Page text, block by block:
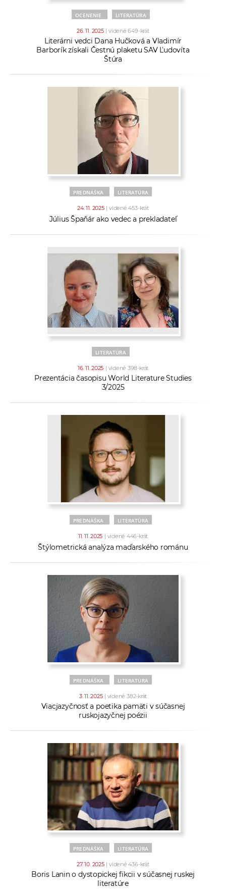
OCENENIE LITERATÚRA
26. 11. 2025 | videné 649-krát
Literárni vedci Dana Hučková a Vladimír
Barborík získali Čestnú plaketu SAV Ľudovíta
Štúra
PREDNÁŠKA LITERATÚRA
24. 11. 2025 | videné 453-krát
Július Špaňár ako vedec a prekladateľ
LITERATÚRA
16. 11. 2025 | videné 398-krát
Prezentácia časopisu World Literature Studies
3/2025
PREDNÁŠKA LITERATÚRA
11. 11. 2025 | videné 446-krát
Štýlometrická analýza maďarského románu
PREDNÁŠKA LITERATÚRA
3. 11. 2025 | videné 382-krát
Viacjazyčnosť a poetika pamäti v súčasnej
ruskojazyčnej poézii
PREDNÁŠKA LITERATÚRA
27. 10. 2025 | videné 436-krát
Boris Lanin o dystopickej fikcii v súčasnej ruskej
literatúre